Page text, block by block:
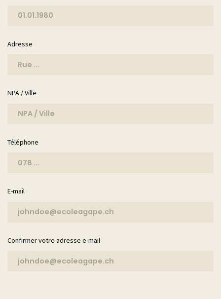
Adresse
NPA / Ville
Téléphone
E-mail
Confirmer votre adresse e-mail